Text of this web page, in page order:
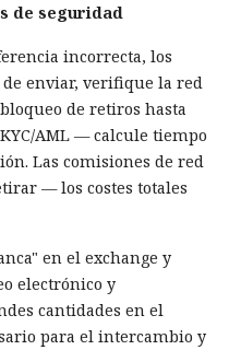
de seguridad
incorrecta, los
enviar, verifique la red
de retiros hasta
AML — calcule tiempo
Las comisiones de red
— los costes totales
en el exchange y
electrónico y
cantidades en el
para el intercambio y